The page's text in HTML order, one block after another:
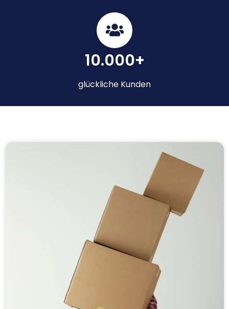
10.000+
glückliche Kunden